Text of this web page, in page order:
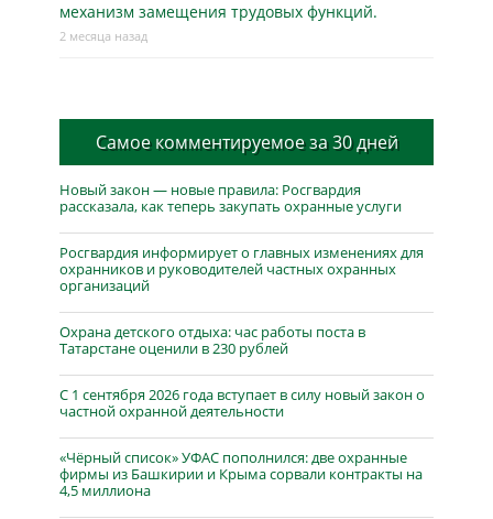
механизм замещения трудовых функций.
2 месяца назад
Самое комментируемое за 30 дней
Новый закон — новые правила: Росгвардия
рассказала, как теперь закупать охранные услуги
Росгвардия информирует о главных изменениях для
охранников и руководителей частных охранных
организаций
Охрана детского отдыха: час работы поста в
Татарстане оценили в 230 рублей
С 1 сентября 2026 года вступает в силу новый закон о
частной охранной деятельности
«Чёрный список» УФАС пополнился: две охранные
фирмы из Башкирии и Крыма сорвали контракты на
4,5 миллиона